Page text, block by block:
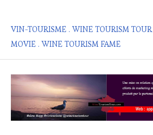
contenu
principal
VIN-TOURISME . WINE TOURISM TOUR
MOVIE . WINE TOURISM FAME